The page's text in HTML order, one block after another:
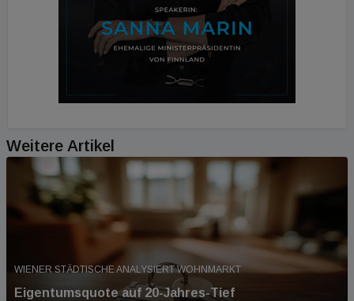
Weitere Artikel
WIENER STÄDTISCHE ANALYSIERT WOHNMARKT
Eigentumsquote auf 20-Jahres-Tief